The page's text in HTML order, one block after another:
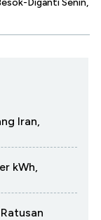
Diganti Senin,
Iran,
kWh,